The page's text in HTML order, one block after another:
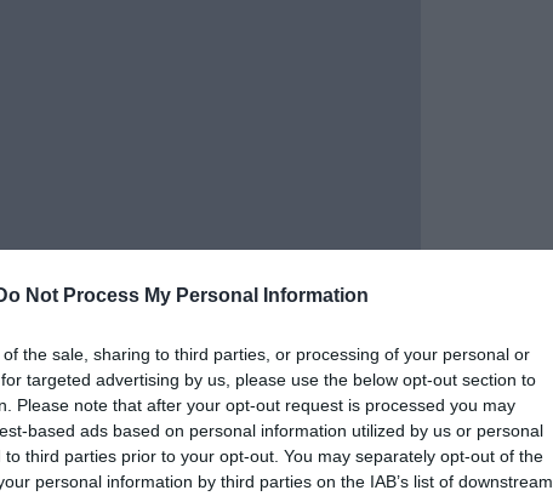
Not Process My Personal Information
the sale, sharing to third parties, or processing of your personal or
targeted advertising by us, please use the below opt-out section to
Please note that after your opt-out request is processed you may
based ads based on personal information utilized by us or personal
to third parties prior to your opt-out. You may separately opt-out of the
personal information by third parties on the IAB’s list of downstream